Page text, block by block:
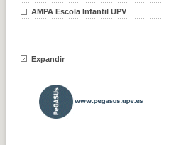
AMPA Escola Infantil UPV
Expandir